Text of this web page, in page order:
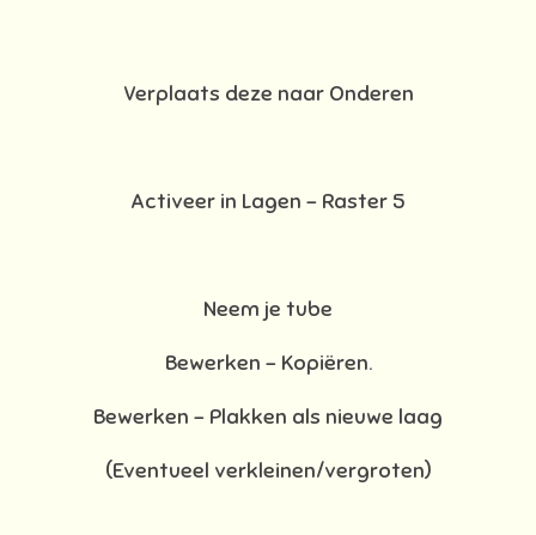
Verplaats deze naar Onderen
Activeer in Lagen – Raster 5
Neem je tube
Bewerken – Kopiëren.
Bewerken - Plakken als nieuwe laag
(Eventueel verkleinen/vergroten)